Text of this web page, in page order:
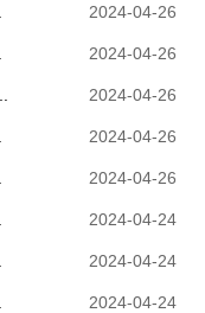
2024-04-26
2024-04-26
2024-04-26
2024-04-26
2024-04-26
2024-04-24
2024-04-24
2024-04-24